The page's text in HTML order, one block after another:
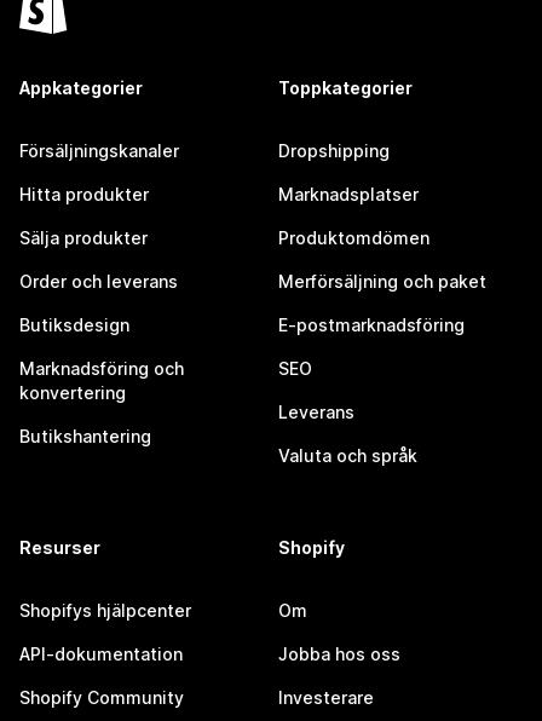
Appkategorier
Försäljningskanaler
Hitta produkter
Sälja produkter
Order och leverans
Butiksdesign
Marknadsföring och
konvertering
Butikshantering
Toppkategorier
Dropshipping
Marknadsplatser
Produktomdömen
Merförsäljning och paket
E-postmarknadsföring
SEO
Leverans
Valuta och språk
Resurser
Shopifys hjälpcenter
API-dokumentation
Shopify Community
Shopify
Om
Jobba hos oss
Investerare